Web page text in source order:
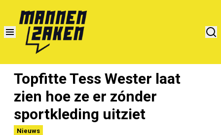
Topfitte Tess Wester laat
zien hoe ze er zónder
sportkleding uitziet
Nieuws